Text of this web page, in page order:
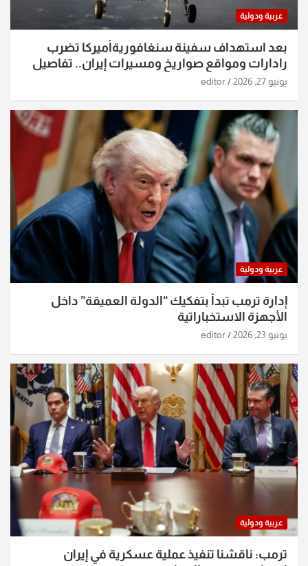
عربية ودولية
بعد استهداف سفينة سنغافوريةأميركا تضرب
رادارات ومواقع صواريخ ومسيرات إيران.. تفاصيل
الساعات الماضية
يونيو 27, 2026 editor
عربية ودولية
إدارة ترمب تبدأ بتفكيك “الدولة العميقة” داخل
الأجهزة الاستخباراتية
يونيو 23, 2026 editor
عربية ودولية
ترمب: ناقشنا تنفيذ عملية عسكرية في إيران